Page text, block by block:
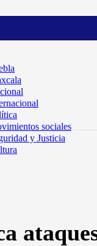
sociales
y Justicia